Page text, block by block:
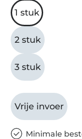
1 stuk
2 stuk
3 stuk
Vrije invoer
Minimale